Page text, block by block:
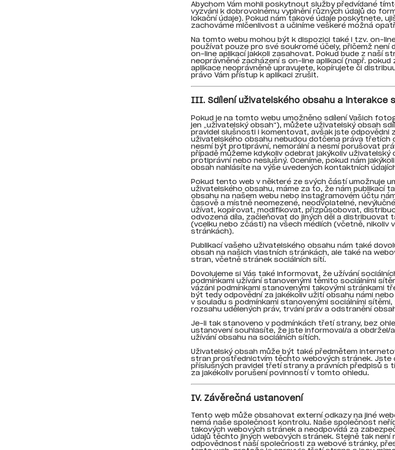
Abychom Vám mohli poskytnout služby předvídané
vyzváni k dobrovolnému vyplnění různých údajů do
lokační údaje). Pokud nám takové údaje poskytnete,
zachováme mlčenlivost a učiníme veškeré možná
Na tomto webu mohou být k dispozici také i tzv. on-
používat pouze pro své soukromé účely, přičemž není
on-line aplikací jakkoli zasahovat. Pokud bude z naší
neoprávněné zacházení s on-line aplikací (např. pokud
aplikace neoprávněně upravujete, kopírujete či
právo Vám přístup k aplikaci zrušit.
III. Sdílení uživatelského obsahu a interakce
Pokud je na tomto webu umožněno sdílení Vašich
jen „uživatelský obsah“), můžete uživatelský obsah
pravidel slušnosti i komentovat, avšak jste odpovědni
uživatelského obsahu nebudou dotčena práva třetích
nesmí být protiprávní, nemorální a nesmí porušovat
případě můžeme kdykoliv odebrat jakýkoliv uživatelský
protiprávní nebo neslušný. Oceníme, pokud nám
obsah nahlásíte na výše uvedených kontaktních
Pokud tento web v některé ze svých částí umožnuje
uživatelského obsahu, máme za to, že nám publikací
obsahu na našem webu nebo instagramovém účtu
časově a místně neomezené, neodvolatelné,
užívat, kopírovat, modifikovat, přizpůsobovat,
odvozená díla, začleňovat do jiných děl a distribuovat
(vcelku nebo zčásti) na všech médiích (včetně, nikoliv
stránkách).
Publikací vašeho uživatelského obsahu nám také
obsah na našich vlastních stránkách, ale také na
stran, včetně stránek sociálních sítí.
Dovolujeme si Vás také informovat, že užívání
podmínkami užívání stanovenými těmito sociálními
vázáni podmínkami stanovenými takovými stránkami
být tedy odpovědní za jakékoliv užití obsahu námi
v souladu s podmínkami stanovenými sociálními sítěmi,
rozsahu udělených práv, trvání práv a odstranění
Je-li tak stanoveno v podmínkách třetí strany, bez
ustanovení souhlasíte, že jste informoval/a a obdržel/
užívání obsahu na sociálních sítích.
Uživatelský obsah může být také předmětem
stran prostřednictvím těchto webových stránek. Jste
příslušných pravidel třetí strany a právních předpisů s
za jakékoliv porušení povinností v tomto ohledu.
IV. Závěrečná ustanovení
Tento web může obsahovat externí odkazy na jiné
nemá naše společnost kontrolu. Naše společnost
takových webových stránek a neodpovídá za
údajů těchto jiných webových stránek. Stejně tak není
odpovědnost naší společnosti za webové stránky,